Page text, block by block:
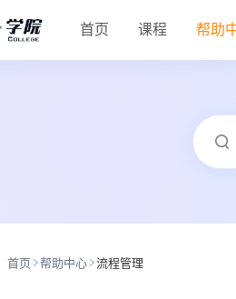
首页 课程 帮助
首页 帮助中心 流程管理